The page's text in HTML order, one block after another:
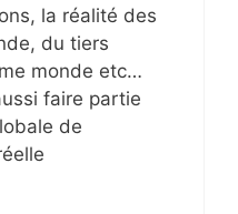
la réalité des
du tiers
monde etc…
faire partie
de